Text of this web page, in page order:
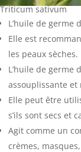
Triticum sativum
L’huile de germe
Elle est
les peaux sèches.
L’huile de
assouplissante et
Elle peut être
s’ils sont secs et
Agit comme un
crèmes,